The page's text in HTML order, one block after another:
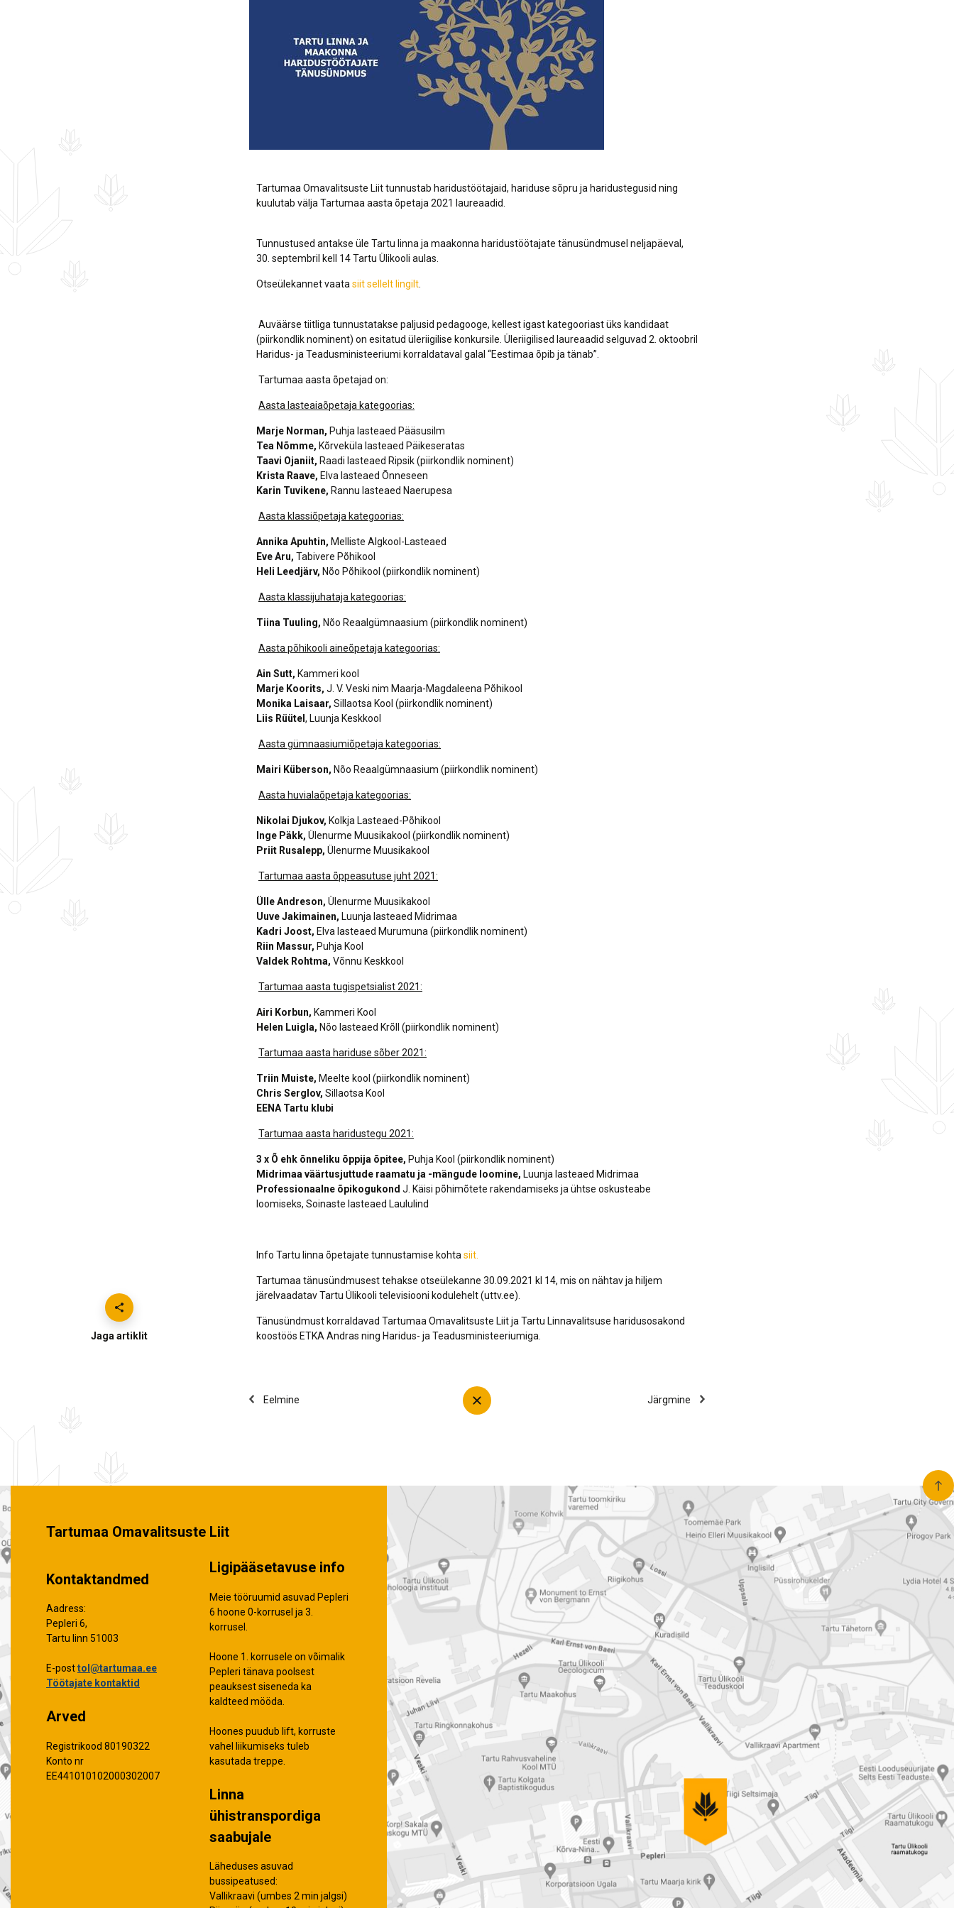
Lõppenud projektid
30 aastat Tartumaa
Omavalitsuste Liitu
ja heaoluprofiil 2021
Jaga artiklit
Tartumaa Omavalitsuste Liit tunnustab haridustöötajaid, hariduse sõpru ja haridustegusid ning
kuulutab välja Tartumaa aasta õpetaja 2021 laureaadid.
Tunnustused antakse üle Tartu linna ja maakonna haridustöötajate tänusündmusel neljapäeval,
30. septembril kell 14 Tartu Ülikooli aulas.
Otseülekannet vaata siit sellelt lingilt
Auväärse tiitliga tunnustatakse paljusid pedagooge, kellest igast kategooriast üks kandidaat
(piirkondlik nominent) on esitatud üleriigilise konkursile. Üleriigilised laureaadid selguvad 2. oktoobril
Haridus- ja Teadusministeeriumi korraldataval galal “Eestimaa õpib ja tänab”.
Tartumaa aasta õpetajad on:
Aasta lasteaiaõpetaja kategoorias:
Marje Norman, Puhja lasteaed Pääsusilm
Tea Nõmme, Kõrveküla lasteaed Päikeseratas
Taavi Ojaniit, Raadi lasteaed Ripsik (piirkondlik nominent)
Krista Raave, Elva lasteaed Õnneseen
Karin Tuvikene, Rannu lasteaed Naerupesa
Aasta klassiõpetaja kategoorias:
Annika Apuhtin, Melliste Algkool-Lasteaed
Eve Aru, Tabivere Põhikool
Heli Leedjärv, Nõo Põhikool (piirkondlik nominent)
Aasta klassijuhataja kategoorias:
Tiina Tuuling, Nõo Reaalgümnaasium (piirkondlik nominent)
Aasta põhikooli aineõpetaja kategoorias:
Ain Sutt, Kammeri kool
Marje Koorits, J. V. Veski nim Maarja-Magdaleena Põhikool
Monika Laisaar, Sillaotsa Kool (piirkondlik nominent)
Liis Rüütel , Luunja Keskkool
Aasta gümnaasiumiõpetaja kategoorias:
Mairi Küberson, Nõo Reaalgümnaasium (piirkondlik nominent)
Aasta huvialaõpetaja kategoorias:
Nikolai Djukov, Kolkja Lasteaed-Põhikool
Inge Päkk, Ülenurme Muusikakool (piirkondlik nominent)
Priit Rusalepp, Ülenurme Muusikakool
Tartumaa aasta õppeasutuse juht 2021:
Ülle Andreson, Ülenurme Muusikakool
Uuve Jakimainen, Luunja lasteaed Midrimaa
Kadri Joost, Elva lasteaed Murumuna (piirkondlik nominent)
Riin Massur, Puhja Kool
Valdek Rohtma, Võnnu Keskkool
Tartumaa aasta tugispetsialist 2021:
Airi Korbun, Kammeri Kool
Helen Luigla, Nõo lasteaed Krõll (piirkondlik nominent)
Tartumaa aasta hariduse sõber 2021:
Triin Muiste, Meelte kool (piirkondlik nominent)
Chris Serglov, Sillaotsa Kool
EENA Tartu klubi
Tartumaa aasta haridustegu 2021:
3 x Õ ehk õnneliku õppija õpitee, Puhja Kool (piirkondlik nominent)
Midrimaa väärtusjuttude raamatu ja -mängude loomine, Luunja lasteaed Midrimaa
Professionaalne õpikogukond J. Käisi põhimõtete rakendamiseks ja ühtse oskusteabe
loomiseks, Soinaste lasteaed Laululind
Info Tartu linna õpetajate tunnustamise kohta siit.
Tartumaa tänusündmusest tehakse otseülekanne 30.09.2021 kl 14, mis on nähtav ja hiljem
järelvaadatav Tartu Ülikooli televisiooni kodulehelt (uttv.ee).
Tänusündmust korraldavad Tartumaa Omavalitsuste Liit ja Tartu Linnavalitsuse haridusosakond
koostöös ETKA Andras ning Haridus- ja Teadusministeeriumiga.
Eelmine Järgmine
Tartumaa Omavalitsuste Liit
Kontaktandmed
Aadress:
Pepleri 6,
Tartu linn 51003
E-posttol@tartumaa.ee
Töötajate kontaktid
Arved
Registrikood 80190322
Konto nr
EE441010102000302007
Ligipääsetavuse info
Meie tööruumid asuvad Pepleri
6 hoone 0-korrusel ja 3.
korrusel.
Hoone 1. korrusele on võimalik
Pepleri tänava poolsest
peauksest siseneda ka
kaldteed mööda.
Hoones puudub lift, korruste
vahel liikumiseks tuleb
kasutada treppe.
Linna
ühistranspordiga
saabujale
Läheduses asuvad
bussipeatused:
Vallikraavi (umbes 2 min jalgsi)